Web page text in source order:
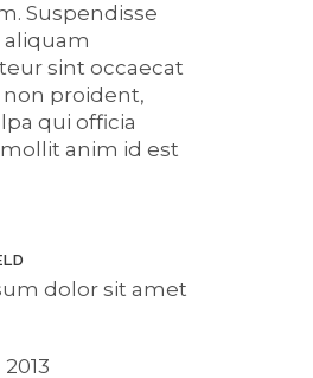
Suspendisse
sint occaecat
proident,
qui officia
anim id est
dolor sit amet